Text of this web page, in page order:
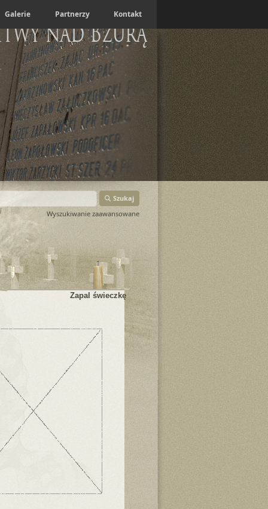
Galerie Partnerzy Kontakt
nad Bzurą
Szukaj
Wyszukiwanie zaawansowane
Zapal świeczkę